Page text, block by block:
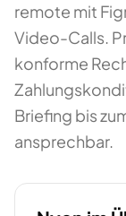
remote mit
Video-Calls.
konforme
Briefing bis
ansprechbar.